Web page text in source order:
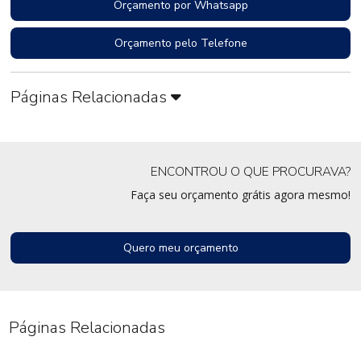
Orçamento por Whatsapp
Orçamento pelo Telefone
Páginas Relacionadas
ENCONTROU O QUE PROCURAVA?
Faça seu orçamento grátis agora mesmo!
Quero meu orçamento
Páginas Relacionadas